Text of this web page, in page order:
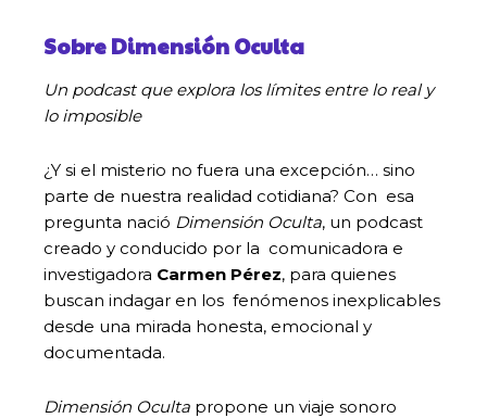
Sobre Dimensión Oculta
Un podcast que explora los límites entre lo real y
lo imposible
¿Y si el misterio no fuera una excepción… sino
parte de nuestra realidad cotidiana? Con esa
pregunta nació Dimensión Oculta, un podcast
creado y conducido por la comunicadora e
investigadora Carmen Pérez, para quienes
buscan indagar en los fenómenos inexplicables
desde una mirada honesta, emocional y
documentada.
Dimensión Oculta propone un viaje sonoro